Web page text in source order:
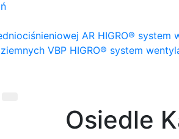
AR HIGRO® system
VBP HIGRO® system
Osiedle